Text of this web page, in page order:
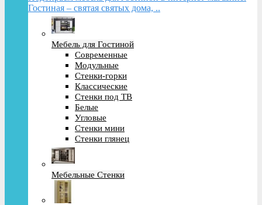
Гостиная – святая святых дома, ..
Мебель для Гостиной
Современные
Модульные
Стенки-горки
Классические
Стенки под ТВ
Белые
Угловые
Стенки мини
Стенки глянец
Мебельные Стенки